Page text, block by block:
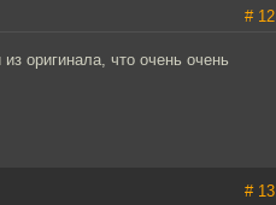
# 12
оригинала, что очень очень
# 13